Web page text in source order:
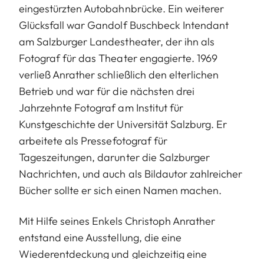
eingestürzten Autobahnbrücke. Ein weiterer
Glücksfall war Gandolf Buschbeck Intendant
am Salzburger Landestheater, der ihn als
Fotograf für das Theater engagierte. 1969
verließ Anrather schließlich den elterlichen
Betrieb und war für die nächsten drei
Jahrzehnte Fotograf am Institut für
Kunstgeschichte der Universität Salzburg. Er
arbeitete als Pressefotograf für
Tageszeitungen, darunter die Salzburger
Nachrichten, und auch als Bildautor zahlreicher
Bücher sollte er sich einen Namen machen.
Mit Hilfe seines Enkels Christoph Anrather
entstand eine Ausstellung, die eine
Wiederentdeckung und gleichzeitig eine